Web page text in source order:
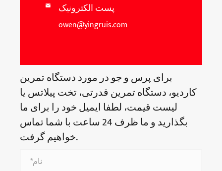
 پست الکترونیک
owen@yingruis.com
برای پرس و جو در مورد دستگاه تمرین
کاردیو، دستگاه تمرین قدرتی، تخت پیلاتس یا
لیست قیمت، لطفا ایمیل خود را برای ما
بگذارید و ما ظرف 24 ساعت با شما تماس
خواهیم گرفت.